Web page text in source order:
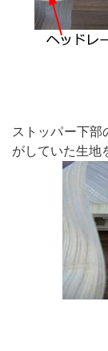
ストッパー下部
がしていた生地